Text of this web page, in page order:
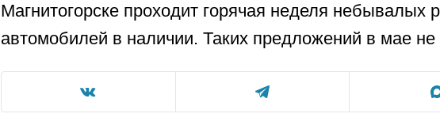
Магнитогорске проходит горячая неделя небывалых
автомобилей в наличии. Таких предложений в мае не